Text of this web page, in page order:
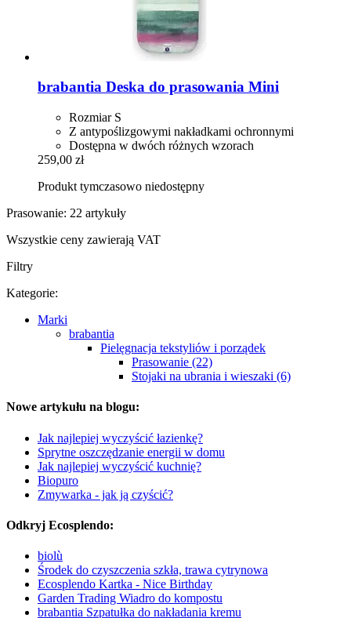
brabantia Deska do prasowania Mini
Rozmiar S
Z antypoślizgowymi nakładkami ochronnymi
Dostępna w dwóch różnych wzorach
259,00 zł
Produkt tymczasowo niedostępny
Prasowanie: 22 artykuły
Wszystkie ceny zawierają VAT
Filtry
Kategorie:
Marki
brabantia
Pielęgnacja tekstyliów i porządek
Prasowanie (22)
Stojaki na ubrania i wieszaki (6)
Nowe artykułu na blogu:
Jak najlepiej wyczyścić łazienkę?
Sprytne oszczędzanie energii w domu
Jak najlepiej wyczyścić kuchnię?
Biopuro
Zmywarka - jak ją czyścić?
Odkryj Ecosplendo:
biolù
Środek do czyszczenia szkła, trawa cytrynowa
Ecosplendo Kartka - Nice Birthday
Garden Trading Wiadro do kompostu
brabantia Szpatułka do nakładania kremu